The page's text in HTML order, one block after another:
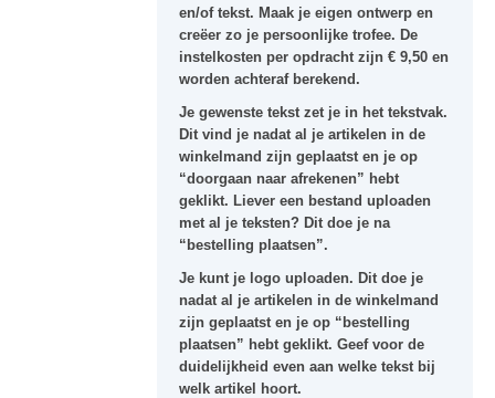
en/of tekst. Maak je eigen ontwerp en
creëer zo je persoonlijke trofee. De
instelkosten per opdracht zijn € 9,50 en
worden achteraf berekend.
Je gewenste tekst zet je in het tekstvak.
Dit vind je nadat al je artikelen in de
winkelmand zijn geplaatst en je op
“doorgaan naar afrekenen” hebt
geklikt. Liever een bestand uploaden
met al je teksten? Dit doe je na
“bestelling plaatsen”.
Je kunt je logo uploaden. Dit doe je
nadat al je artikelen in de winkelmand
zijn geplaatst en je op “bestelling
plaatsen” hebt geklikt. Geef voor de
duidelijkheid even aan welke tekst bij
welk artikel hoort.